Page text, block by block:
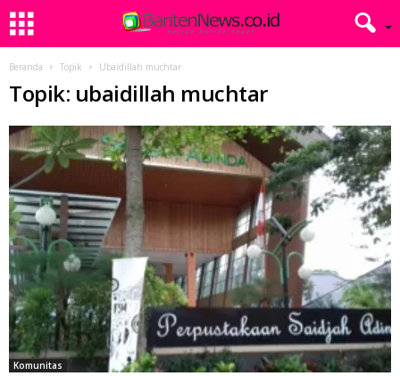
Beranda Topik Ubaidillah muchtar
Topik: ubaidillah muchtar
Komunitas